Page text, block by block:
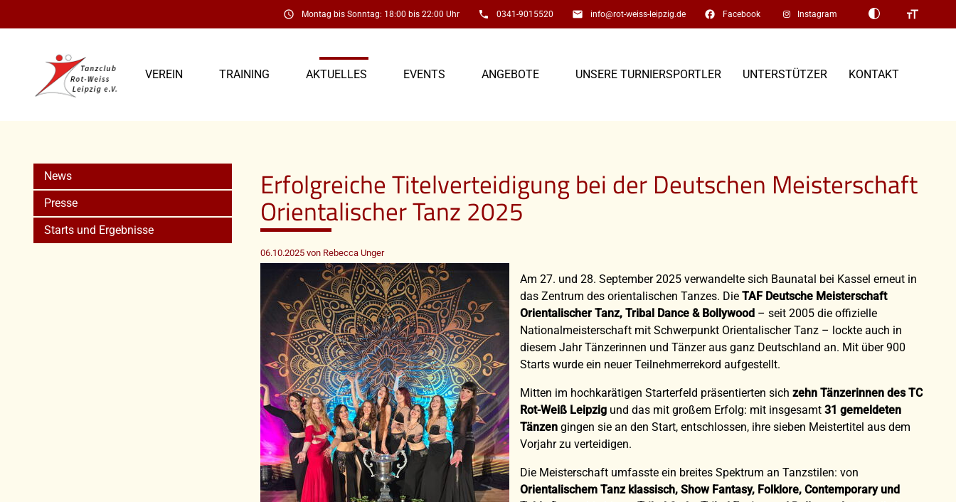
Instagram
facebook Facebook
email info@rot-weiss-leipzig.de
phone 0341-9015520
schedule Montag bis Sonntag: 18:00 bis 22:00 Uhr
VEREIN TRAINING AKTUELLES EVENTS ANGEBOTE UNSERE TURNIERSPORTLER UNTERSTÜTZER KONTAKT
Erfolgreiche Titelverteidigung bei der Deutschen Meisterschaft
Orientalischer Tanz 2025
06.10.2025von Rebecca Unger
Am 27. und 28. September 2025 verwandelte sich Baunatal bei Kassel erneut in
das Zentrum des orientalischen Tanzes. Die TAF Deutsche Meisterschaft
Orientalischer Tanz, Tribal Dance & Bollywood– seit 2005 die offizielle
Nationalmeisterschaft mit Schwerpunkt Orientalischer Tanz – lockte auch in
diesem Jahr Tänzerinnen und Tänzer aus ganz Deutschland an. Mit über 900
Starts wurde ein neuer Teilnehmerrekord aufgestellt.
Mitten im hochkarätigen Starterfeld präsentierten sich zehn Tänzerinnen des TC
Rot-Weiß Leipzigund das mit großem Erfolg: mit insgesamt 31 gemeldeten
Tänzengingen sie an den Start, entschlossen, ihre sieben Meistertitel aus dem
Vorjahr zu verteidigen.
Die Meisterschaft umfasste ein breites Spektrum an Tanzstilen: von
Orientalischem Tanz klassisch, Show Fantasy, Folklore, Contemporary und
News
Presse
Starts und Ergebnisse